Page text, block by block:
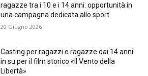
ragazze tra i 10 e i 14 anni: opportunità in
una campagna dedicata allo sport
20 Giugno 2026
Casting per ragazzi e ragazze dai 14 anni
in su per il film storico «Il Vento della
Libertà»